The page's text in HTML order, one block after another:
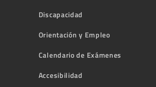
Discapacidad
Orientación y Empleo
Calendario de Exámenes
Accesibilidad